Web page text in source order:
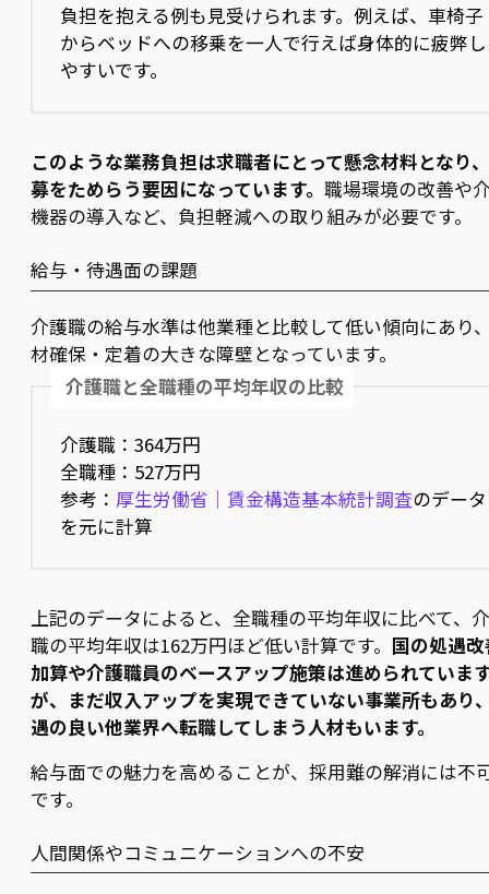
負担を抱える例も見受けられます。例えば、車椅子
からベッドへの移乗を一人で行えば身体的に疲弊し
やすいです。
このような業務負担は求職者にとって懸念材料となり
募をためらう要因になっています。 職場環境の改善や
機器の導入など、負担軽減への取り組みが必要です。
給与・待遇面の課題
介護職の給与水準は他業種と比較して低い傾向にあり
材確保・定着の大きな障壁となっています。
介護職と全職種の平均年収の比較
介護職：364万円
全職種：527万円
参考： 厚生労働省｜賃金構造基本統計調査のデータ
を元に計算
上記のデータによると、全職種の平均年収に比べて、
職の平均年収は162万円ほど低い計算です。 国の処遇
加算や介護職員のベースアップ施策は進められていま
が、まだ収入アップを実現できていない事業所もあり
遇の良い他業界へ転職してしまう人材もいます。
給与面での魅力を高めることが、採用難の解消には不
です。
人間関係やコミュニケーションへの不安